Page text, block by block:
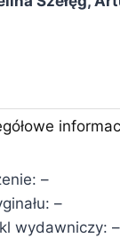
–
–
wydawniczy: –